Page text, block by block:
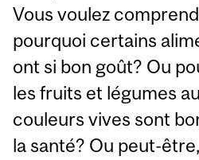
Vous voulez
pourquoi certains
ont si bon goût? Ou
les fruits et légumes
couleurs vives sont
la santé? Ou peut-être,